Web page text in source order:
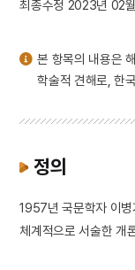
5 황산벌
6 가야산
최종수정 2023년 02
본 항목의 내용은
학술적 견해로, 한
정의
1957년 국문학자 이
체계적으로 서술한 개